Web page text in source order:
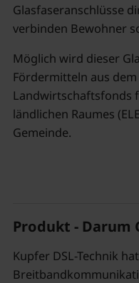
Glasfaseranschlüsse
verbinden Bewohner
Möglich wird dieser
Fördermitteln aus
Landwirtschaftsfonds
ländlichen Raumes
Gemeinde.
Produkt - Darum
Kupfer DSL-Technik